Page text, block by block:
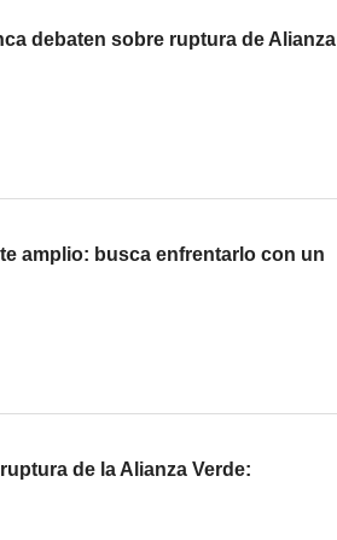
debaten sobre ruptura de Alianza
amplio: busca enfrentarlo con un
de la Alianza Verde: